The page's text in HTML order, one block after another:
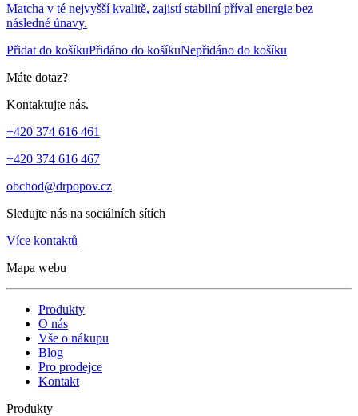
Matcha v té nejvyšší kvalitě, zajistí stabilní příval energie bez
následné únavy.
Přidat do košíkuPřidáno do košíkuNepřidáno do košíku
Máte dotaz?
Kontaktujte nás.
+420 374 616 461
+420 374 616 467
obchod@drpopov.cz
Sledujte nás na sociálních sítích
Více kontaktů
Mapa webu
Produkty
O nás
Vše o nákupu
Blog
Pro prodejce
Kontakt
Produkty